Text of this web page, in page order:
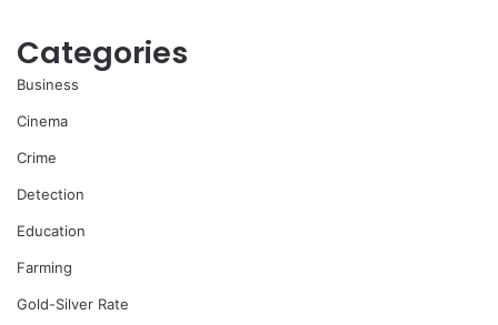
Categories
Business
Cinema
Crime
Detection
Education
Farming
Gold-Silver Rate